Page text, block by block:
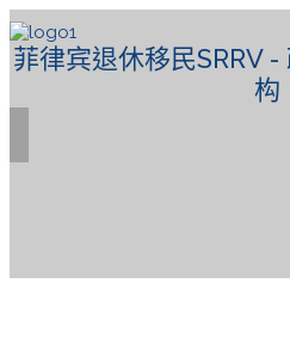
菲律宾退休移民SRRV
构